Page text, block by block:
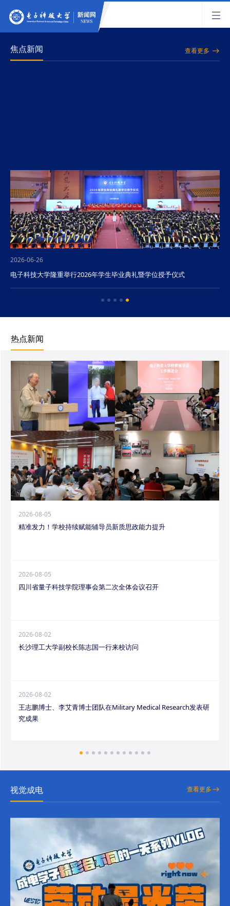
焦点新闻 查看更多
2026-06-26
电子科技大学隆重举行2026年学生毕业典礼暨学位授予仪式
热点新闻
2026-08-05
精准发力！学校持续赋能辅导员新质思政能力提升
2026-08-05
四川省量子科技学院理事会第二次全体会议召开
2026-08-02
长沙理工大学副校长陈志国一行来校访问
2026-08-02
王志鹏博士、李艾青博士团队在Military Medical Research发表研
究成果
视觉成电 查看更多